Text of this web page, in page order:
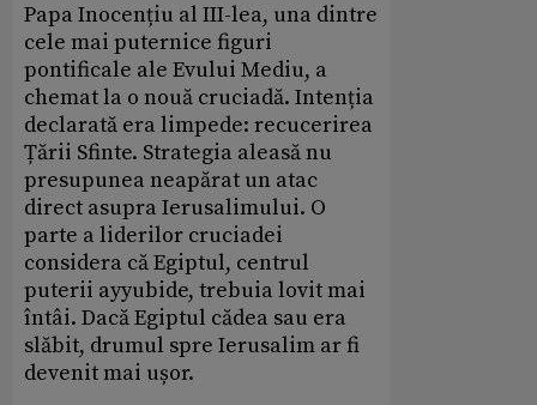
Papa Inocențiu al III-lea, una dintre
cele mai puternice figuri
pontificale ale Evului Mediu, a
chemat la o nouă cruciadă. Intenția
declarată era limpede: recucerirea
Țării Sfinte. Strategia aleasă nu
presupunea neapărat un atac
direct asupra Ierusalimului. O
parte a liderilor cruciadei
considera că Egiptul, centrul
puterii ayyubide, trebuia lovit mai
întâi. Dacă Egiptul cădea sau era
slăbit, drumul spre Ierusalim ar fi
devenit mai ușor.